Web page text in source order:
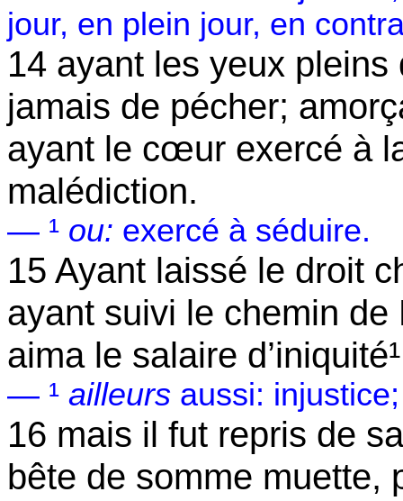
jour, en plein jour, en
14 ayant les yeux pleins
jamais de pécher;
ayant le cœur exercé à
malédiction.
— ¹ ou: exercé à séduire.
15 Ayant laissé le droit
ayant suivi le chemin de
aima le salaire
— ¹ ailleurs aussi:
16 mais il fut repris de
bête de somme muette,